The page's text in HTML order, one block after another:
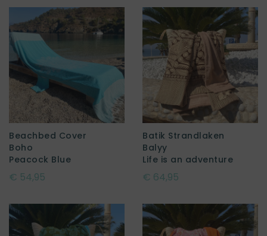
Beachbed Cover
Boho
Peacock Blue
€ 54,95
Batik Strandlaken
Balyy
Life is an adventure
€ 64,95